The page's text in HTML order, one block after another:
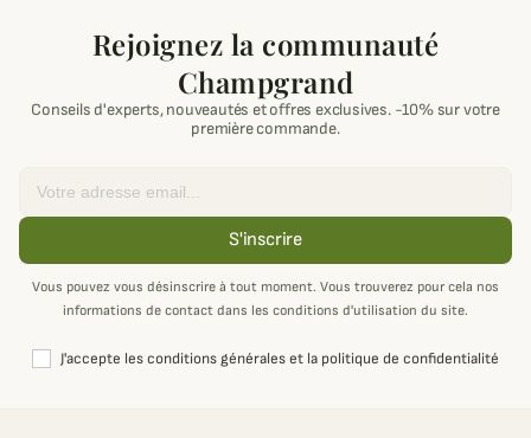
Rejoignez la communauté
Champgrand
Conseils d'experts, nouveautés et offres exclusives. -10% sur votre
première commande.
S'inscrire
Vous pouvez vous désinscrire à tout moment. Vous trouverez pour cela nos
informations de contact dans les conditions d'utilisation du site.
J'accepte les conditions générales et la politique de confidentialité